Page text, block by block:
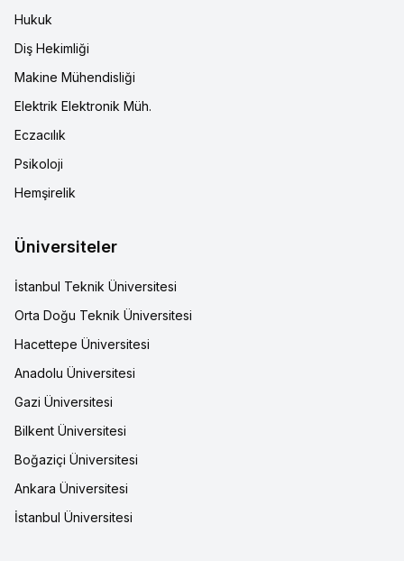
Hukuk
Diş Hekimliği
Makine Mühendisliği
Elektrik Elektronik Müh.
Eczacılık
Psikoloji
Hemşirelik
Üniversiteler
İstanbul Teknik Üniversitesi
Orta Doğu Teknik Üniversitesi
Hacettepe Üniversitesi
Anadolu Üniversitesi
Gazi Üniversitesi
Bilkent Üniversitesi
Boğaziçi Üniversitesi
Ankara Üniversitesi
İstanbul Üniversitesi